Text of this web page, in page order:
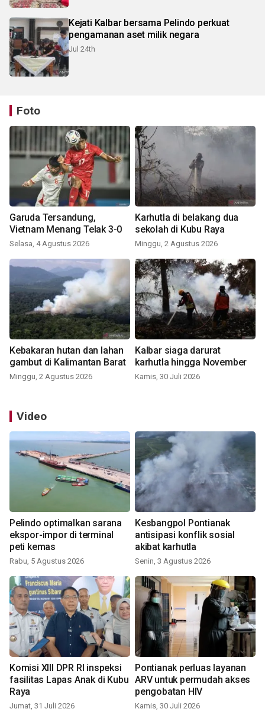
Kejati Kalbar bersama Pelindo perkuat
pengamanan aset milik negara
Jul 24th
Foto
Garuda Tersandung,
Vietnam Menang Telak 3-0
Selasa, 4 Agustus 2026
Karhutla di belakang dua
sekolah di Kubu Raya
Minggu, 2 Agustus 2026
Kebakaran hutan dan lahan
gambut di Kalimantan Barat
Minggu, 2 Agustus 2026
Kalbar siaga darurat
karhutla hingga November
Kamis, 30 Juli 2026
Video
Pelindo optimalkan sarana
ekspor-impor di terminal
peti kemas
Rabu, 5 Agustus 2026
Kesbangpol Pontianak
antisipasi konflik sosial
akibat karhutla
Senin, 3 Agustus 2026
Komisi XIII DPR RI inspeksi
fasilitas Lapas Anak di Kubu
Raya
Jumat, 31 Juli 2026
Pontianak perluas layanan
ARV untuk permudah akses
pengobatan HIV
Kamis, 30 Juli 2026